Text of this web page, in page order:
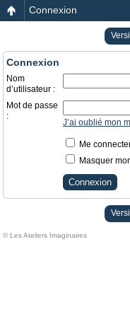
Connexion
Connexion
Nom
d’utilisateur :
Mot de passe
:
J’ai oublié mon
Me
Masquer
© Les Ateliers Imaginaires